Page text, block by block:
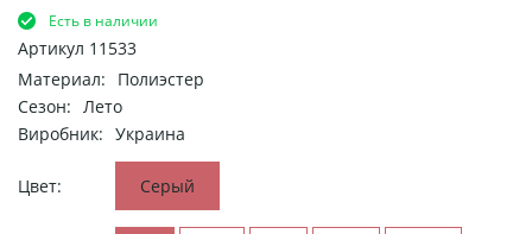
Есть в наличии
Артикул 11533
Материал:
Полиэстер
Сезон:
Лето
Виробник: Украина
Цвет: Серый